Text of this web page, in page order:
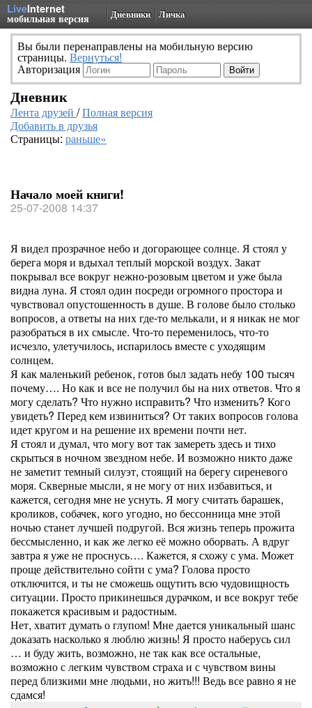
LiveInternet
мобильная версия Дневники Личка
Вы были перенаправлены на мобильную версию
страницы. Вернуться!
Авторизация
Дневник
Лента друзей /Полная версия
Добавить в друзья
Страницы: раньше»
Начало моей книги!
25-07-2008 14:37
Я видел прозрачное небо и догорающее солнце. Я стоял у
берега моря и вдыхал теплый морской воздух. Закат
покрывал все вокруг нежно-розовым цветом и уже была
видна луна. Я стоял один посреди огромного простора и
чувствовал опустошенность в душе. В голове было столько
вопросов, а ответы на них где-то мелькали, и я никак не мог
разобраться в их смысле. Что-то переменилось, что-то
исчезло, улетучилось, испарилось вместе с уходящим
солнцем.
Я как маленький ребенок, готов был задать небу 100 тысяч
почему…. Но как и все не получил бы на них ответов. Что я
могу сделать? Что нужно исправить? Что изменить? Кого
увидеть? Перед кем извиниться? От таких вопросов голова
идет кругом и на решение их времени почти нет.
Я стоял и думал, что могу вот так замереть здесь и тихо
скрыться в ночном звездном небе. И возможно никто даже
не заметит темный силуэт, стоящий на берегу сиреневого
моря. Скверные мысли, я не могу от них избавиться, и
кажется, сегодня мне не уснуть. Я могу считать барашек,
кроликов, собачек, кого угодно, но бессонница мне этой
ночью станет лучшей подругой. Вся жизнь теперь прожита
бессмысленно, и как же легко её можно оборвать. А вдруг
завтра я уже не проснусь…. Кажется, я схожу с ума. Может
проще действительно сойти с ума? Голова просто
отключится, и ты не сможешь ощутить всю чудовищность
ситуации. Просто прикинешься дурачком, и все вокруг тебе
покажется красивым и радостным.
Нет, хватит думать о глупом! Мне дается уникальный шанс
доказать насколько я люблю жизнь! Я просто наберусь сил
… и буду жить, возможно, не так как все остальные,
возможно с легким чувством страха и с чувством вины
перед близкими мне людьми, но жить!!! Ведь все равно я не
сдамся!